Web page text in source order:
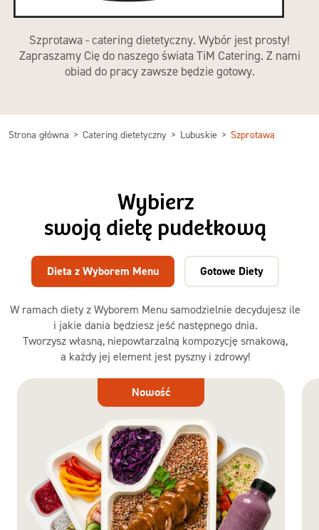
Szprotawa - catering dietetyczny. Wybór jest prosty!
Zapraszamy Cię do naszego świata TiM Catering. Z nami
obiad do pracy zawsze będzie gotowy.
Strona główna Catering dietetyczny Lubuskie Szprotawa
Wybierz
swoją dietę pudełkową
W ramach diety z Wyborem Menu samodzielnie decydujesz ile
i jakie dania będziesz jeść następnego dnia.
Tworzysz własną, niepowtarzalną kompozycję smakową,
a każdy jej element jest pyszny i zdrowy!
Dieta z Wyborem Menu Gotowe Diety
Dieta
Nowość